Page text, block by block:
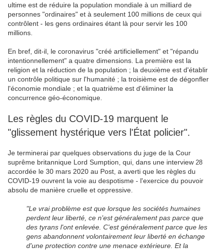
ultime est de réduire la population mondiale à un milliard de
personnes "ordinaires" et à seulement 100 millions de ceux qui
contrôlent - les gens ordinaires étant là pour servir les 100
millions.
En bref, dit-il, le coronavirus "créé artificiellement" et "répandu
intentionnellement" a quatre dimensions. La première est la
religion et la réduction de la population ; la deuxième est d'établir
un contrôle politique sur l'humanité ; la troisième est de dégonfler
l'économie mondiale ; et la quatrième est d'éliminer la
concurrence géo-économique.
Les règles du COVID-19 marquent le
"glissement hystérique vers l'État policier".
Je terminerai par quelques observations du juge de la Cour
suprême britannique Lord Sumption, qui, dans une interview 28
accordée le 30 mars 2020 au Post, a averti que les règles du
COVID-19 ouvrent la voie au despotisme - l'exercice du pouvoir
absolu de manière cruelle et oppressive.
"Le vrai problème est que lorsque les sociétés humaines
perdent leur liberté, ce n'est généralement pas parce que
des tyrans l'ont enlevée. C'est généralement parce que les
gens abandonnent volontairement leur liberté en échange
d'une protection contre une menace extérieure. Et la